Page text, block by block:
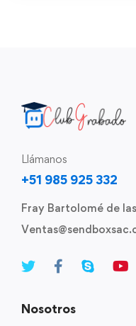
Llámanos
+51 985 925 332
Fray Bartolomé de
Nosotros